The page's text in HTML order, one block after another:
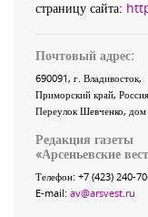
страницу сайта:
Почтовый адрес:
690091, г. Владивосток,
Приморский край, Россия
Переулок Шевченко,
Редакция газеты
«Арсеньевские
Телефон: +7 (423) 240-
E-mail: av@arsvest.ru